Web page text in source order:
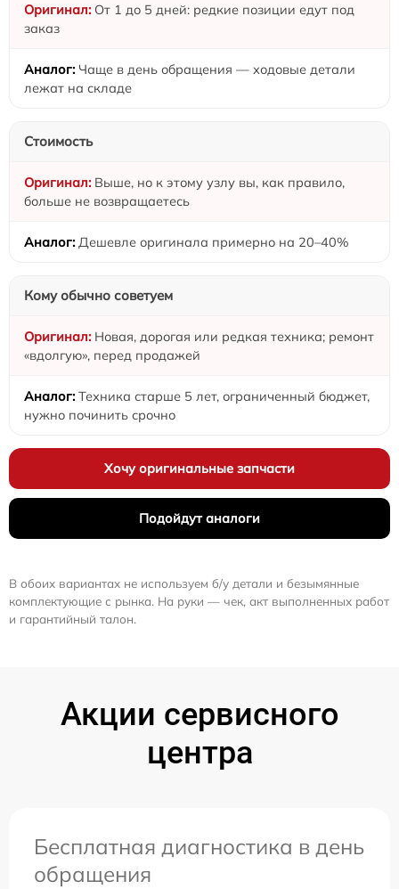
От 1 до 5 дней: редкие позиции едут под
заказ
Чаще в день обращения — ходовые детали
лежат на складе
Стоимость
Выше, но к этому узлу вы, как правило,
больше не возвращаетесь
Дешевле оригинала примерно на 20–40%
Кому обычно советуем
Новая, дорогая или редкая техника; ремонт
«вдолгую», перед продажей
Техника старше 5 лет, ограниченный бюджет,
нужно починить срочно
Хочу оригинальные запчасти
Подойдут аналоги
В обоих вариантах не используем б/у детали и безымянные
комплектующие с рынка. На руки — чек, акт выполненных работ
и гарантийный талон.
Акции сервисного
центра
Бесплатная диагностика в день
обращения